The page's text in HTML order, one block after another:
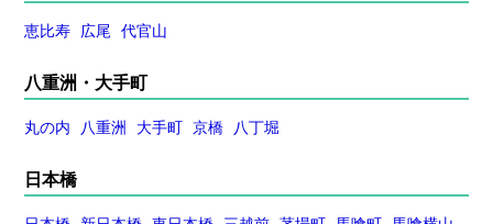
恵比寿 広尾 代官山
八重洲・大手町
丸の内 八重洲 大手町 京橋 八丁堀
日本橋